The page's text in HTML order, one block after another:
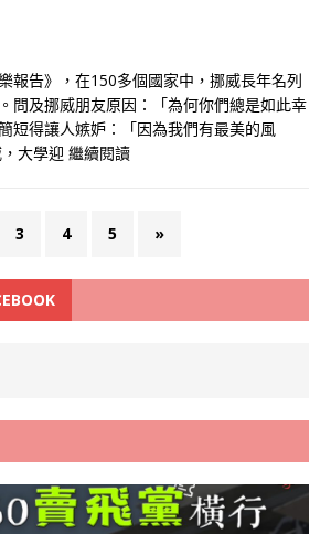
報告》，在150多個國家中，挪威長年名列
問及挪威朋友原因：「為何你們總是如此幸
短得讓人嫉妒：「因為我們有最美的風
大學迎 繼續閱讀
3 4 5 »